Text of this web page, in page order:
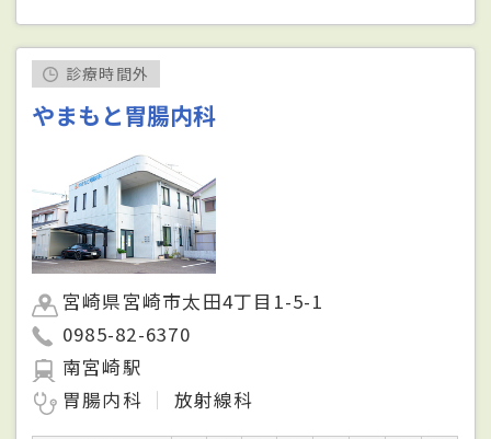
診療時間外
やまもと胃腸内科
宮崎県宮崎市太田4丁目1-5-1
0985-82-6370
南宮崎駅
胃腸内科
放射線科